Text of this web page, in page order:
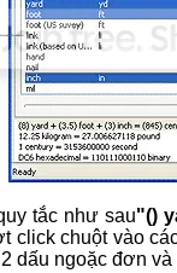
tắc như sau"()
click chuột vào
dấu ngoặc đơn